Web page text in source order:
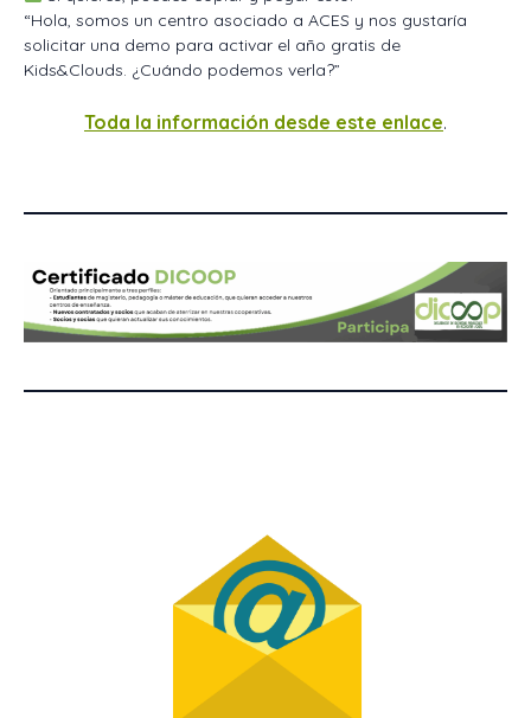
“Hola, somos un centro asociado a ACES y nos gustaría
solicitar una demo para activar el año gratis de
Kids&Clouds. ¿Cuándo podemos verla?”
Toda la información desde este enlace.